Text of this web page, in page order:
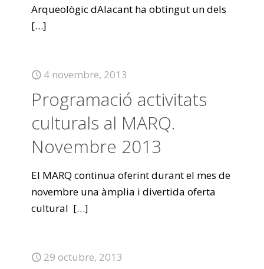
Arqueològic dAlacant ha obtingut un dels
[…]
4 novembre, 2013
Programació activitats
culturals al MARQ.
Novembre 2013
El MARQ continua oferint durant el mes de
novembre una àmplia i divertida oferta
cultural […]
29 octubre, 2013